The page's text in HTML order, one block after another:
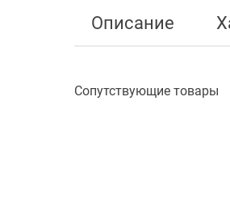
Описание
Сопутствующие товары